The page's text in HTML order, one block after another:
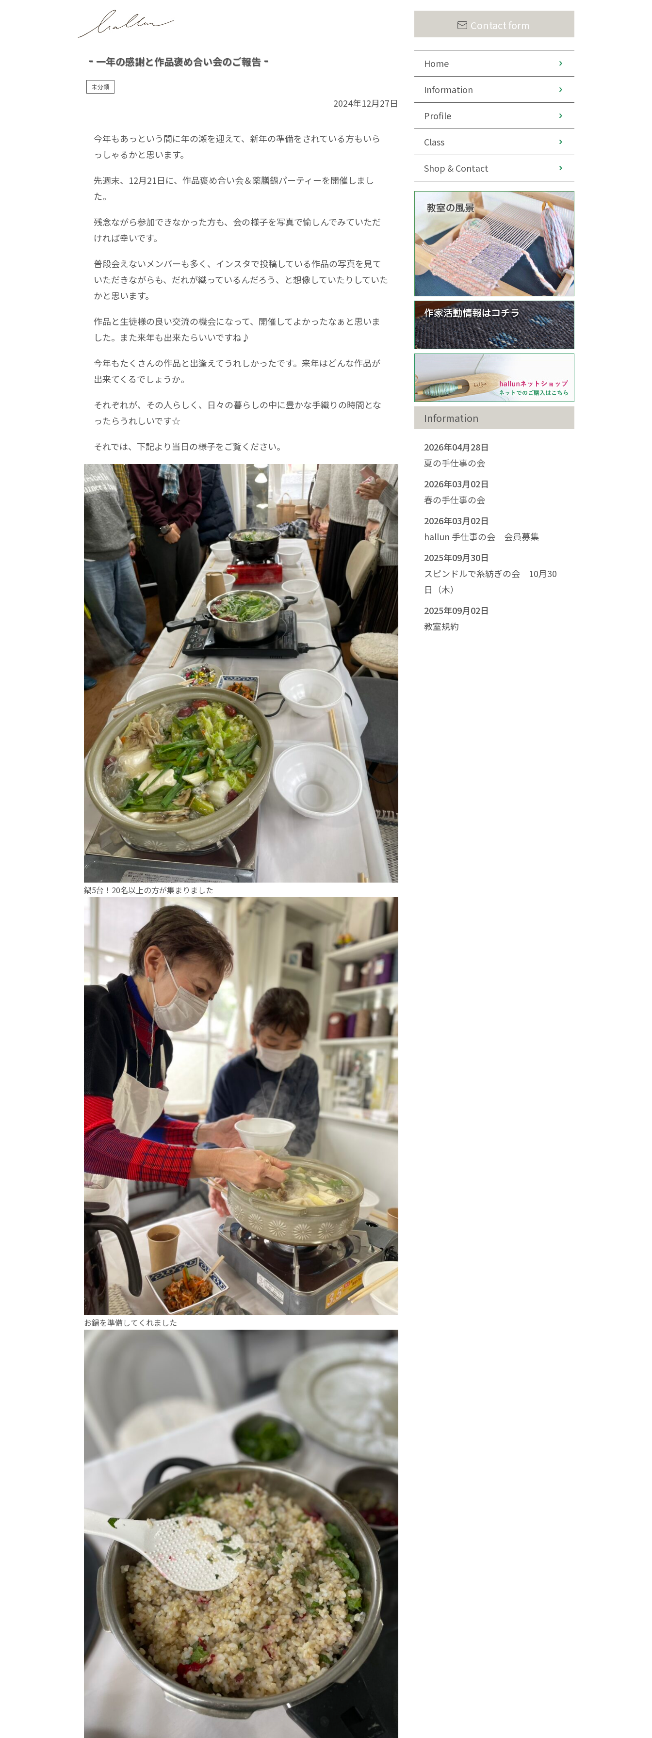
Contact form
一年の感謝と作品褒め合い会のご報告
未分類
2024年12月27日
今年もあっという間に年の瀬を迎えて、新年の準備をされている方もいら
っしゃるかと思います。
先週末、12月21日に、作品褒め合い会＆薬膳鍋パーティーを開催しまし
た。
残念ながら参加できなかった方も、会の様子を写真で愉しんでみていただ
ければ幸いです。
普段会えないメンバーも多く、インスタで投稿している作品の写真を見て
いただきながらも、だれが織っているんだろう、と想像していたりしていた
かと思います。
作品と生徒様の良い交流の機会になって、開催してよかったなぁと思いま
した。また来年も出来たらいいですね♪
今年もたくさんの作品と出逢えてうれしかったです。来年はどんな作品が
出来てくるでしょうか。
それぞれが、その人らしく、日々の暮らしの中に豊かな手織りの時間とな
ったらうれしいです☆
それでは、下記より当日の様子をご覧ください。
鍋5台！20名以上の方が集まりました
お鍋を準備してくれました
Home
Information
Profile
Class
Shop & Contact
Information
2026年04月28日
夏の手仕事の会
2026年03月02日
春の手仕事の会
2026年03月02日
hallun 手仕事の会 会員募集
2025年09月30日
スピンドルで糸紡ぎの会 10月30
日（木）
2025年09月02日
教室規約